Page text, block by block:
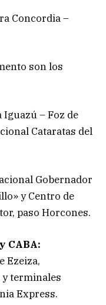
Concordia –
son los
– Foz de
Cataratas del
Gobernador
y Centro de
paso Horcones.
CABA:
Ezeiza,
y terminales
Express.